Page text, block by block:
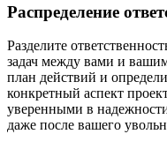
Распределение
Разделите
задач между вами и
план действий и
конкретный аспект
уверенными в
даже после вашего